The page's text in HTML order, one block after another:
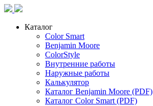
Каталог
Color Smart
Benjamin Moore
ColorStyle
Внутренние работы
Наружные работы
Калькулятор
Каталог Benjamin Moore (PDF)
Каталог Color Smart (PDF)